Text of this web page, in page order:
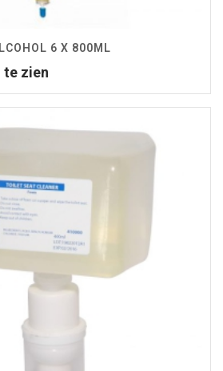
6 X 800ML
te zien